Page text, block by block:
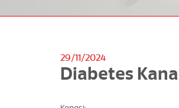
29/11/2024
Diabetes